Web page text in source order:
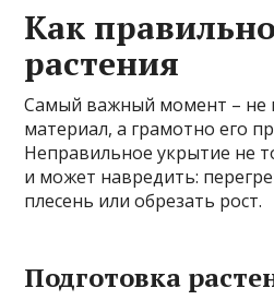
Как
растения
Самый важный момент – не
материал, а грамотно его
Неправильное укрытие не
и может навредить:
плесень или обрезать рост.
Подготовка